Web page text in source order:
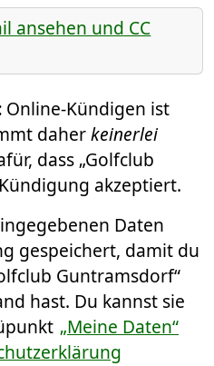
ansehen und CC
Online-Kündigen ist
daherkeinerlei
dass „Golfclub
akzeptiert.
Daten
gespeichert, damit du
Guntramsdorf“
hast. Du kannst sie
„Meine Daten“